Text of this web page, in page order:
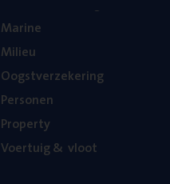
Mari­ne
Mili­eu
Oogst­ver­ze­ke­ring
Per­so­nen
Pro­per­ty
Voer­tuig& vloot